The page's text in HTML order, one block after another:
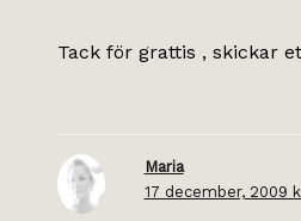
Tack för grattis , skickar
Maria
17 december, 2009